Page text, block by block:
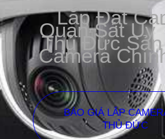
Lắp Đặt
Quan Sát Uy
Thủ Đức
Camera
BÁO GIÁ LẮP
THỦ ĐỨC